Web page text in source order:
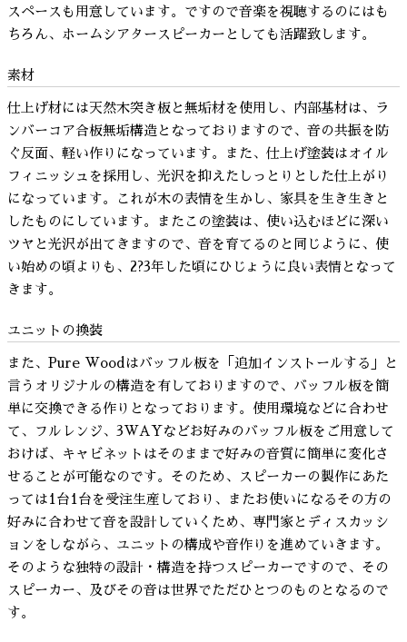
スペースも用意しています。ですので音楽を視聴するのにはも
ちろん、ホームシアタースピーカーとしても活躍致します。
素材
仕上げ材には天然木突き板と無垢材を使用し、内部基材は、ラ
ンバーコア合板無垢構造となっておりますので、音の共振を防
ぐ反面、軽い作りになっています。また、仕上げ塗装はオイル
フィニッシュを採用し、光沢を抑えたしっとりとした仕上がり
になっています。これが木の表情を生かし、家具を生き生きと
したものにしています。またこの塗装は、使い込むほどに深い
ツヤと光沢が出てきますので、音を育てるのと同じように、使
い始めの頃よりも、2?3年した頃にひじょうに良い表情となって
きます。
ユニットの換装
また、Pure Woodはバッフル板を「追加インストールする」と
言うオリジナルの構造を有しておりますので、バッフル板を簡
単に交換できる作りとなっております。使用環境などに合わせ
て、フルレンジ、3WAYなどお好みのバッフル板をご用意して
おけば、キャビネットはそのままで好みの音質に簡単に変化さ
せることが可能なのです。そのため、スピーカーの製作にあた
っては1台1台を受注生産しており、またお使いになるその方の
好みに合わせて音を設計していくため、専門家とディスカッシ
ョンをしながら、ユニットの構成や音作りを進めていきます。
そのような独特の設計・構造を持つスピーカーですので、その
スピーカー、及びその音は世界でただひとつのものとなるので
す。